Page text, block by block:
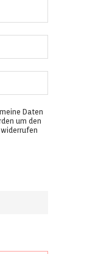
Daten
um den